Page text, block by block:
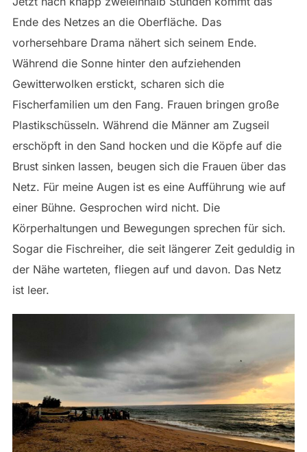
Ende des Netzes an die Oberfläche. Das
vorhersehbare Drama nähert sich seinem Ende.
Während die Sonne hinter den aufziehenden
Gewitterwolken erstickt, scharen sich die
Fischerfamilien um den Fang. Frauen bringen große
Plastikschüsseln. Während die Männer am Zugseil
erschöpft in den Sand hocken und die Köpfe auf die
Brust sinken lassen, beugen sich die Frauen über das
Netz. Für meine Augen ist es eine Aufführung wie auf
einer Bühne. Gesprochen wird nicht. Die
Körperhaltungen und Bewegungen sprechen für sich.
Sogar die Fischreiher, die seit längerer Zeit geduldig in
der Nähe warteten, fliegen auf und davon. Das Netz
ist leer.